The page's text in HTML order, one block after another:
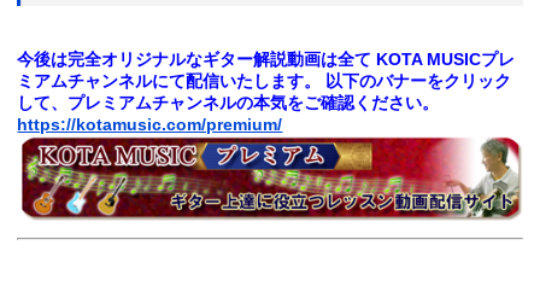
今後は完全オリジナルなギター解説動画は全て KOTA MUSICプレ
ミアムチャンネルにて配信いたします。
以下のバナーをクリック
して、プレミアムチャンネルの本気をご確認ください。
https://kotamusic.com/premium/